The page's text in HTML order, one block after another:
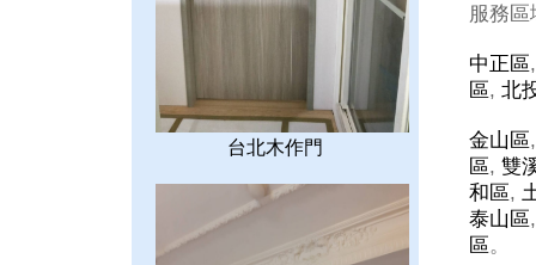
台北木作門
服務
中正區
區, 北
金山區
區, 雙
和區,
泰山區
區。